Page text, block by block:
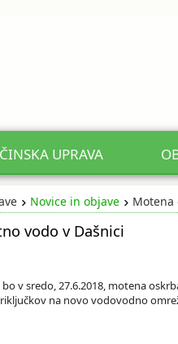
UPRAVA
Novice in objave Motena
vodo v Dašnici
v sredo, 27.6.2018, motena
na novo vodovodno